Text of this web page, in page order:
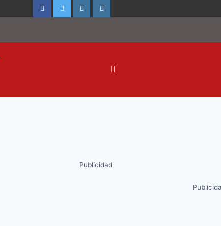
Publicidad